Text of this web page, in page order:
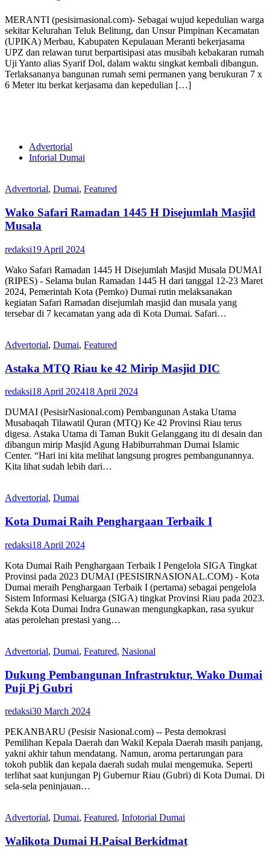
MERANTI (pesisirnasional.com)- Sebagai wujud kepedulian warga
sekitar Kelurahan Teluk Belitung, dan Unsur Pimpinan Kecamatan
(UPIKA) Merbau, Kabupaten Kepulauan Meranti bekerjasama
UPZ dan relawan turut berpartisipasi atas musibah kebakaran rumah
Uji Yanto alias Syarif Dol, dalam waktu singkat kembali dibangun.
Terlaksananya bangunan rumah semi permanen yang berukuran 7 x
6 Meter itu berkat kerjasama dan kepedulian […]
Advertorial
Inforial Dumai
Advertorial, Dumai, Featured
Wako Safari Ramadan 1445 H Disejumlah Masjid
Musala
redaksi19 April 2024
Wako Safari Ramadan 1445 H Disejumlah Masjid Musala DUMAI
(RIPES) - Selama bulan Ramadan 1445 H dari tanggal 12-23 Maret
2024, Pemerintah Kota (Pemko) Dumai rutin melaksanakan
kegiatan Safari Ramadan disejumlah masjid dan musala yang
tersebar di 7 kecamatan yang ada di Kota Dumai. Safari…
Advertorial, Dumai, Featured
Astaka MTQ Riau ke 42 Mirip Masjid DIC
redaksi18 April 202418 April 2024
DUMAI (PesisirNasional.com) Pembangunan Astaka Utama
Musabaqah Tilawatil Quran (MTQ) Ke 42 Provinsi Riau terus
digesa. Astaka Utama di Taman Bukit Gelanggang itu di desain dan
dibangun mirip Masjid Agung Habiburrahman Dumai Islamic
Center. “Hari ini kita melihat langsung progres pembangunannya.
Kita lihat sudah lebih dari…
Advertorial, Dumai
Kota Dumai Raih Penghargaan Terbaik I
redaksi18 April 2024
Kota Dumai Raih Penghargaan Terbaik I Pengelola SIGA Tingkat
Provinsi pada 2023 DUMAI (PESISIRNASIONAL.COM) - Kota
Dumai meraih Penghargaan Terbaik I (pertama) sebagai pengelola
Sistem Informasi Keluarga (SIGA) tingkat Provinsi Riau pada 2023.
Sekda Kota Dumai Indra Gunawan mengungkapkan, rasa syukur
atas perolehan prestasi yang…
Advertorial, Dumai, Featured, Nasional
Dukung Pembangunan Infrastruktur, Wako Dumai
Puji Pj Gubri
redaksi30 March 2024
PEKANBARU (Pesisir Nasional.com) -- Pesta demokrasi
Pemilihan Kepala Daerah dan Wakil Kepala Daerah masih panjang,
yakni akhir tahun mendatang. Namun, aroma pertarungan para
tokoh publik dan kepala daerah sudah mulai mengemuka. Seperti
terlihat saat kunjungan Pj Gubernur Riau (Gubri) di Kota Dumai. Di
sela-sela peninjauan…
Advertorial, Dumai, Featured, Infotorial Dumai
Walikota Dumai H.Paisal Berkidmat